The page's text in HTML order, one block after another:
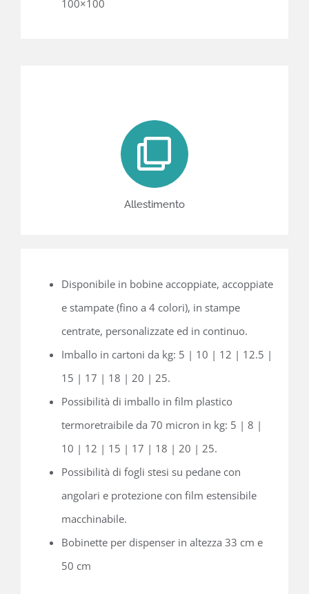
100×100
Allestimento
Disponibile in bobine accoppiate, accoppiate
e stampate (fino a 4 colori), in stampe
centrate, personalizzate ed in continuo.
Imballo in cartoni da kg: 5 | 10 | 12 | 12.5 |
15 | 17 | 18 | 20 | 25.
Possibilità di imballo in film plastico
termoretraibile da 70 micron in kg: 5 | 8 |
10 | 12 | 15 | 17 | 18 | 20 | 25.
Possibilità di fogli stesi su pedane con
angolari e protezione con film estensibile
macchinabile.
Bobinette per dispenser in altezza 33 cm e
50 cm